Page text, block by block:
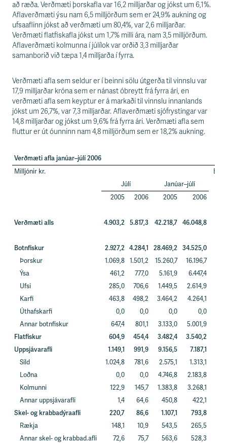
að ræða. Verðmæti þorskafla var 16,2 milljarðar og jókst um 6,1%.
Aflaverðmæti ýsu nam 6,5 milljörðum sem er 24,9% aukning og
ufsaaflinn jókst að verðmæti um 80,4%, var 2,6 milljarðar.
Verðmæti flatfiskafla jókst um 1,7% milli ára, nam 3,5 milljörðum.
Aflaverðmæti kolmunna í júlílok var orðið 3,3 milljarðar
samanborið við tæpa 1,4 milljarða í fyrra.
Verðmæti afla sem seldur er í beinni sölu útgerða til vinnslu var
17,9 milljarðar króna sem er nánast óbreytt frá fyrra ári, en
verðmæti afla sem keyptur er á markaði til vinnslu innanlands
jókst um 26,7%, var 7,3 milljarðar. Aflaverðmæti sjófrystingar var
14,8 milljarðar og jókst um 9,6% frá fyrra ári. Verðmæti afla sem
fluttur er út óunninn nam 4,8 milljörðum sem er 18,2% aukning.
Verðmæti afla janúar–júlí 2006
Milljónir kr.
Júlí
Janúar–júlí
2005
2006 2005 2006
Verðmæti alls 4.903,2 5.817,3 42.218,7 46.048,8
Botnfiskur 2.927,2 4.284,1 28.469,2
34.525,0
Þorskur
1.069,8 1.501,2 15.260,7
16.196,7
Ýsa
461,2 777,0 5.161,9
6.447,4
Ufsi
285,0 706,6 1.449,5
2.614,9
Karfi
463,8 498,2 3.464,2
4.264,1
Úthafskarfi
0,0 0,0 0,0
0,0
Annar botnfiskur
647,4 801,1 3.133,0
5.001,9
Flatfiskur
604,9 454,4 3.482,4
3.540,2
Uppsjávarafli
1.149,1 991,9 9.156,5
7.187,1
Síld
1.024,8 781,6 2.575,1
1.313,1
Loðna
0,0 0,0 4.746,8
2.183,8
Kolmunni
122,9 145,7 1.383,8
3.268,1
Annar uppsjávarafli
1,4 64,6 450,8
422,1
Skel- og krabbadýraafli
220,7 86,6 1.107,1
793,8
Rækja
148,1 10,9 543,5
265,5
Annar skel- og krabbad.afli
72,6 75,7 563,6
528,3